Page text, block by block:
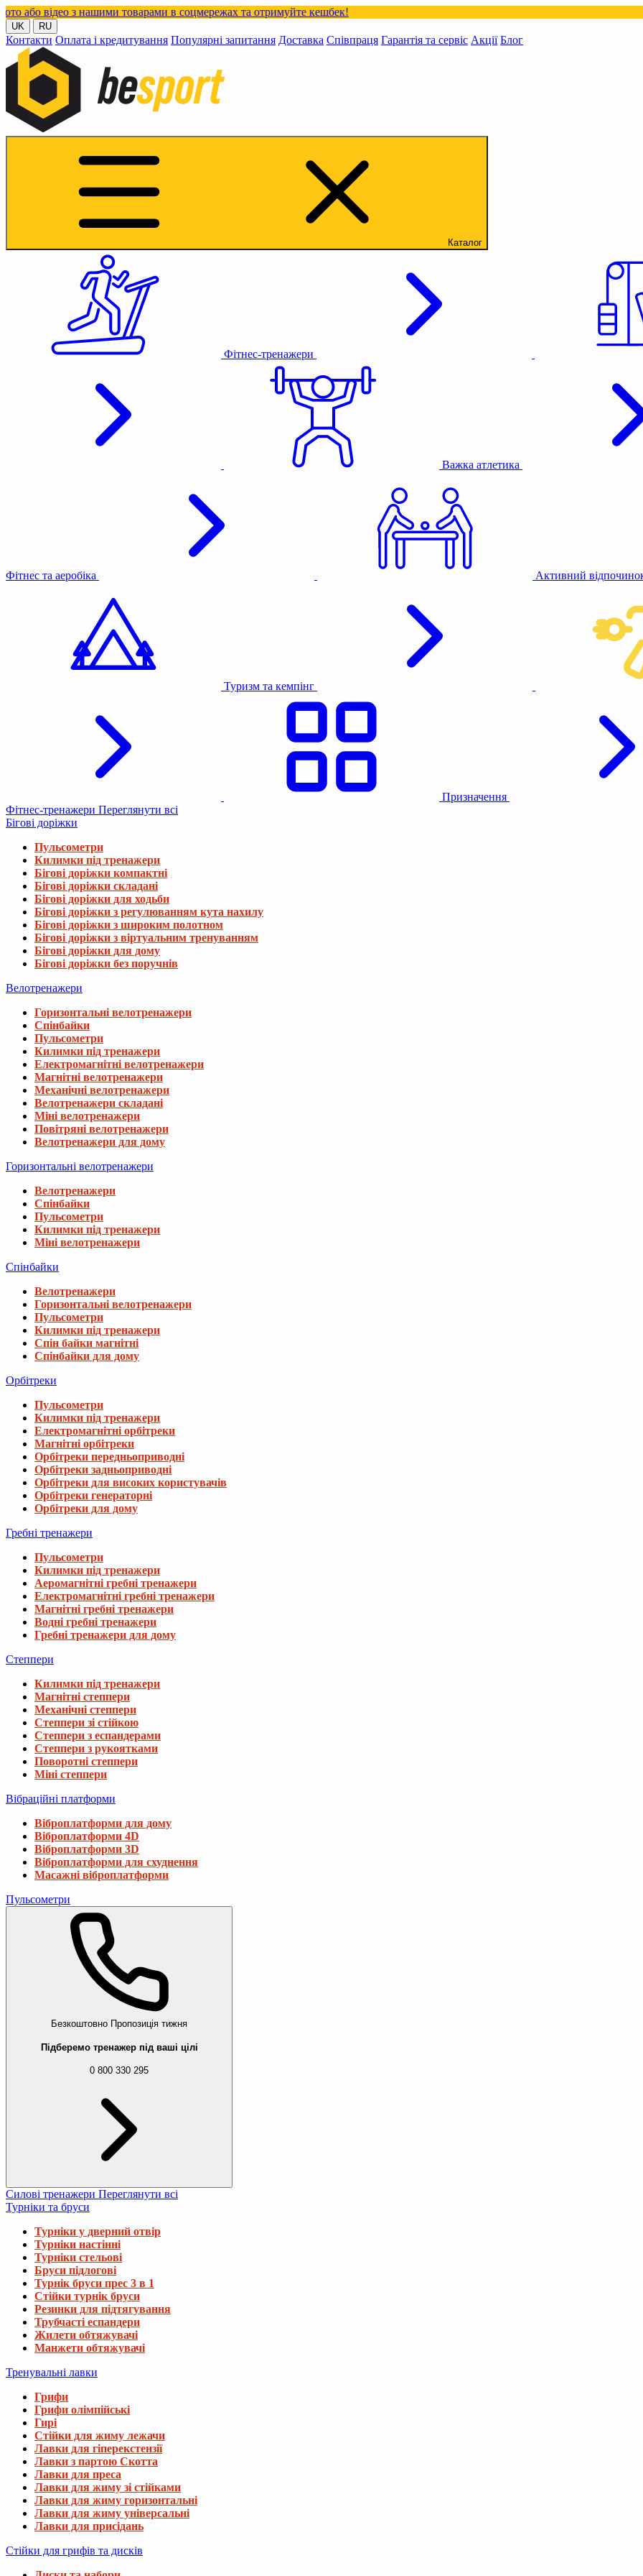
з нашими товарами в соцмережах та отримуйте кешбек!
UK RU
Контакти Оплата і кредитування Популярні запитання Доставка Співпраця Гарантія та сервіс Акції Блог
Каталог
Фітнес-тренажери
Важка атлетика
Фітнес та аеробіка Активний
Туризм та кемпінг
Призначення
Фітнес-тренажери Переглянути всі
Бігові доріжки
Пульсометри
Килимки під тренажери
Бігові доріжки компактні
Бігові доріжки складані
Бігові доріжки для ходьби
Бігові доріжки з регулюванням кута нахилу
Бігові доріжки з широким полотном
Бігові доріжки з віртуальним тренуванням
Бігові доріжки для дому
Бігові доріжки без поручнів
Велотренажери
Горизонтальні велотренажери
Спінбайки
Пульсометри
Килимки під тренажери
Електромагнітні велотренажери
Магнітні велотренажери
Механічні велотренажери
Велотренажери складані
Міні велотренажери
Повітряні велотренажери
Велотренажери для дому
Горизонтальні велотренажери
Велотренажери
Спінбайки
Пульсометри
Килимки під тренажери
Міні велотренажери
Спінбайки
Велотренажери
Горизонтальні велотренажери
Пульсометри
Килимки під тренажери
Спін байки магнітні
Спінбайки для дому
Орбітреки
Пульсометри
Килимки під тренажери
Електромагнітні орбітреки
Магнітні орбітреки
Орбітреки передньоприводні
Орбітреки задньоприводні
Орбітреки для високих користувачів
Орбітреки генераторні
Орбітреки для дому
Гребні тренажери
Пульсометри
Килимки під тренажери
Аеромагнітні гребні тренажери
Електромагнітні гребні тренажери
Магнітні гребні тренажери
Водні гребні тренажери
Гребні тренажери для дому
Степпери
Килимки під тренажери
Магнітні степпери
Механічні степпери
Степпери зі стійкою
Степпери з еспандерами
Степпери з рукоятками
Поворотні степпери
Міні степпери
Вібраційні платформи
Віброплатформи для дому
Віброплатформи 4D
Віброплатформи 3D
Віброплатформи для схуднення
Масажні віброплатформи
Пульсометри
Безкоштовно Пропозиція тижня
Підберемо тренажер під ваші цілі
0 800 330 295
Силові тренажери Переглянути всі
Турніки та бруси
Турніки у дверний отвір
Турніки настінні
Турніки стельові
Бруси підлогові
Турнік бруси прес 3 в 1
Стійки турнік бруси
Резинки для підтягування
Трубчасті еспандери
Жилети обтяжувачі
Манжети обтяжувачі
Тренувальні лавки
Грифи
Грифи олімпійські
Гирі
Стійки для жиму лежачи
Лавки для гіперекстензії
Лавки з партою Скотта
Лавки для преса
Лавки для жиму зі стійками
Лавки для жиму горизонтальні
Лавки для жиму універсальні
Лавки для присідань
Стійки для грифів та дисків
Вибачте, даний товар відсутній на складі
Ми підібрали для вас схожі товари
Хулахуп Hop-Sport HS-C113HH масажний з обважнювачем та лічильником бежевий
1 748 ₴
1 248 ₴
Хулахуп Hop-Sport HS-080HH з масажером 110см чорно-жовтий
1 898 ₴